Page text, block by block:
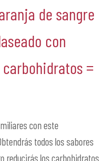
de sangre
con
=
con este
todos los sabores
reducirás los carbohidratos